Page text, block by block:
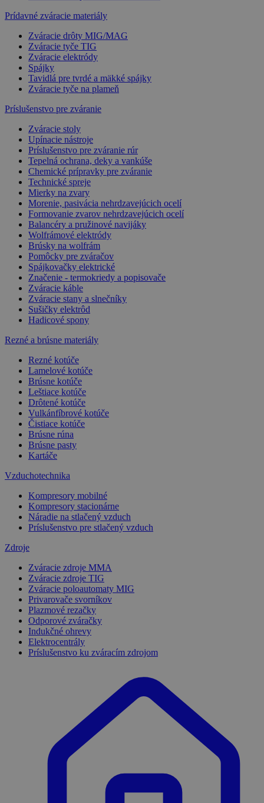
Prídavné zváracie materiály
Zváracie drôty MIG/MAG
Zváracie tyče TIG
Zváracie elektródy
Spájky
Tavidlá pre tvrdé a mäkké spájky
Zváracie tyče na plameň
Príslušenstvo pre zváranie
Zváracie stoly
Upínacie nástroje
Príslušenstvo pre zváranie rúr
Tepelná ochrana, deky a vankúše
Chemické prípravky pre zváranie
Technické spreje
Mierky na zvary
Morenie, pasivácia nehrdzavejúcich ocelí
Formovanie zvarov nehrdzavejúcich ocelí
Balancéry a pružinové navijáky
Wolfrámové elektródy
Brúsky na wolfrám
Pomôcky pre zváračov
Spájkovačky elektrické
Značenie - termokriedy a popisovače
Zváracie káble
Zváracie stany a slnečníky
Sušičky elektrôd
Hadicové spony
Rezné a brúsne materiály
Rezné kotúče
Lamelové kotúče
Brúsne kotúče
Leštiace kotúče
Drôtené kotúče
Vulkánfíbrové kotúče
Čistiace kotúče
Brúsne rúna
Brúsne pasty
Kartáče
Vzduchotechnika
Kompresory mobilné
Kompresory stacionárne
Náradie na stlačený vzduch
Príslušenstvo pre stlačený vzduch
Zdroje
Zváracie zdroje MMA
Zváracie zdroje TIG
Zváracie poloautomaty MIG
Privarovače svorníkov
Plazmové rezačky
Odporové zváračky
Indukčné ohrevy
Elektrocentrály
Príslušenstvo ku zváracím zdrojom